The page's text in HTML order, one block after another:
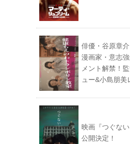
俳優・谷原章介
漫画家・意志
メント解禁！
ュー&小島朋
映画『つぐない
公開決定！